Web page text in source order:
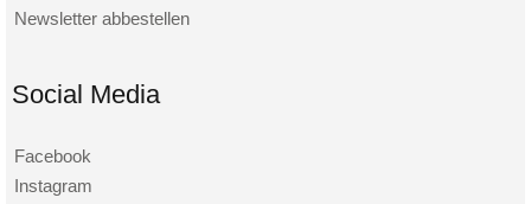
Newsletter abbestellen
Social Media
Facebook
Instagram